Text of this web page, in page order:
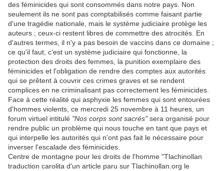
des féminicides qui sont consommés dans notre pays. Non
seulement ils ne sont pas comptabilisés comme faisant partie
d'une tragédie nationale, mais le système judiciaire protège les
auteurs ; ceux-ci restent libres de commettre des atrocités. En
d'autres termes, il n'y a pas besoin de vaccins dans ce domaine ;
ce qu'il faut, c'est un système judiciaire qui fonctionne, la
protection des droits des femmes, la punition exemplaire des
féminicides et l'obligation de rendre des comptes aux autorités
qui se prêtent à couvrir ces crimes graves et se rendent
complices en ne criminalisant pas correctement les féminicides.
Face à cette réalité qui asphyxie les femmes qui sont entourées
d'hommes violents, ce mercredi 25 novembre à 11 heures, un
forum virtuel intitulé "Nos corps sont sacrés"sera organisé pour
rendre public un problème qui nous touche en tant que pays et
qui interpelle les autorités qui n'ont pas fait le nécessaire pour
inverser l'escalade des féminicides.
Centre de montagne pour les droits de l'homme "Tlachinollan
traduction carolita d'un article paru sur Tlachinollan.org le